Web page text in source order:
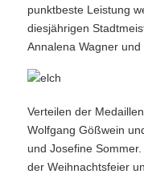
punktbeste Leistung
diesjährigen
Annalena Wagner und
Verteilen der
Wolfgang Gößwein
und Josefine
der Weihnachtsfeier